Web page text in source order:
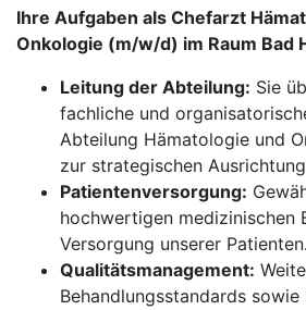
Ihre Aufgaben als Chefarzt
Onkologie (m/w/d) im Raum Bad
Leitung der Abteilung: Sie
fachliche und
Abteilung Hämatologie und
zur strategischen
Patientenversorgung:
hochwertigen medizinischen
Versorgung unserer Patienten.
Qualitätsmanagement:
Behandlungsstandards